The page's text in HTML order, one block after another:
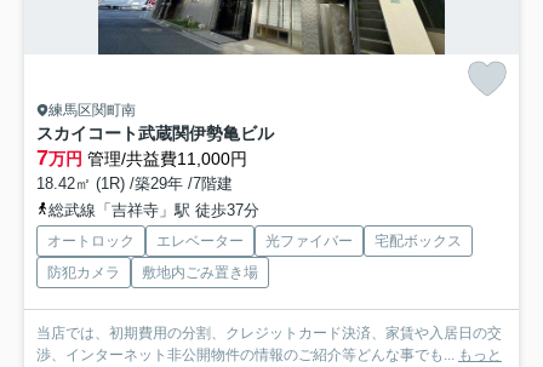
練馬区関町南
スカイコート武蔵関伊勢亀ビル
7万円 管理/共益費11,000円
18.42㎡ (1R) /築29年 /7階建
総武線「吉祥寺」駅 徒歩37分
オートロック エレベーター 光ファイバー
宅配ボックス
防犯カメラ
敷地内ごみ置き場
当店では、初期費用の分割、クレジットカード決済、家賃や入居日の交
渉、インターネット非公開物件の情報のご紹介等どんな事でも... もっと